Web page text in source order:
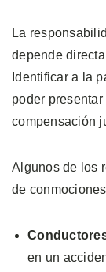
La
depende
Identificar a la
poder
compensación
Algunos de los
de
en un